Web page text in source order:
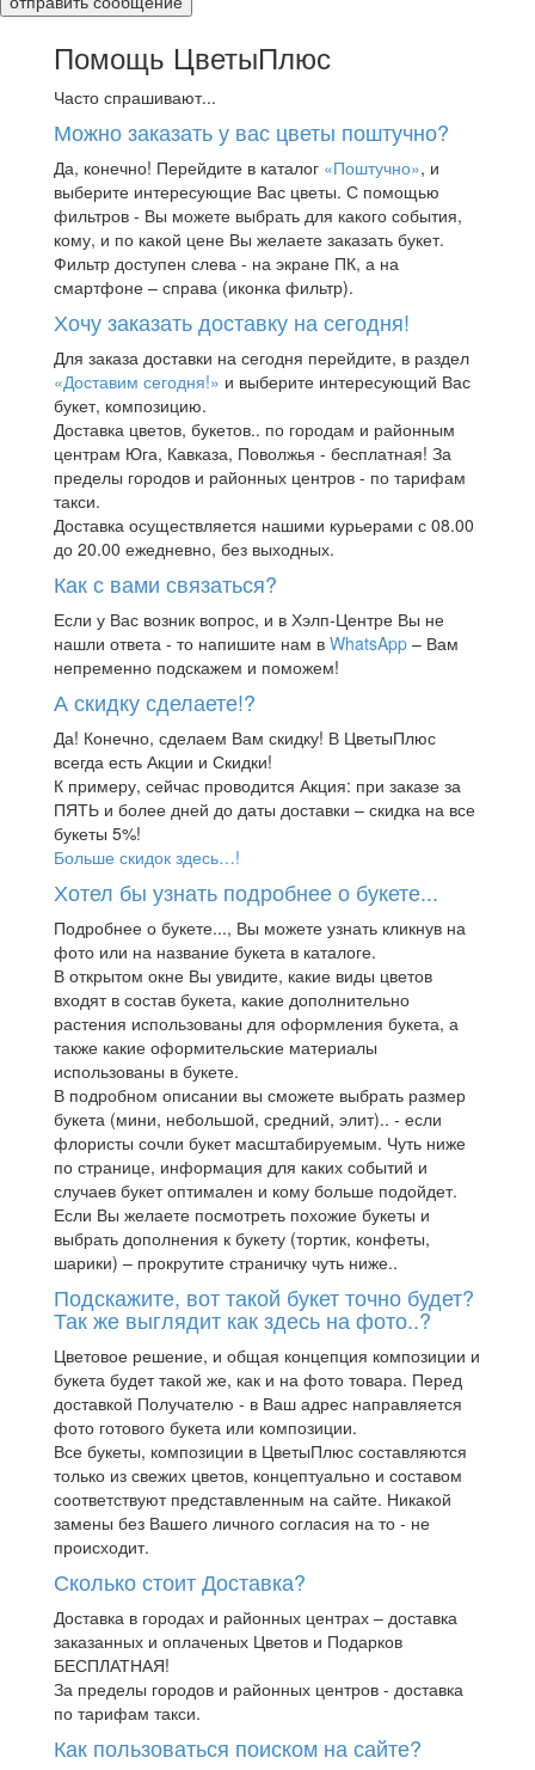
Помощь ЦветыПлюс
Часто спрашивают...
Можно заказать у вас цветы поштучно?
Да, конечно! Перейдите в каталог «Поштучно», и
выберите интересующие Вас цветы. С помощью
фильтров - Вы можете выбрать для какого события,
кому, и по какой цене Вы желаете заказать букет.
Фильтр доступен слева - на экране ПК, а на
смартфоне – справа (иконка фильтр).
Хочу заказать доставку на сегодня!
Для заказа доставки на сегодня перейдите, в раздел
«Доставим сегодня!» и выберите интересующий Вас
букет, композицию.
Доставка цветов, букетов.. по городам и районным
центрам Юга, Кавказа, Поволжья - бесплатная! За
пределы городов и районных центров - по тарифам
такси.
Доставка осуществляется нашими курьерами с 08.00
до 20.00 ежедневно, без выходных.
Как с вами связаться?
Если у Вас возник вопрос, и в Хэлп-Центре Вы не
нашли ответа - то напишите нам в WhatsApp – Вам
непременно подскажем и поможем!
А скидку сделаете!?
Да! Конечно, сделаем Вам скидку! В ЦветыПлюс
всегда есть Акции и Скидки!
К примеру, сейчас проводится Акция: при заказе за
ПЯТЬ и более дней до даты доставки – скидка на все
букеты 5%!
Больше скидок здесь…!
Хотел бы узнать подробнее о букете...
Подробнее о букете..., Вы можете узнать кликнув на
фото или на название букета в каталоге.
В открытом окне Вы увидите, какие виды цветов
входят в состав букета, какие дополнительно
растения использованы для оформления букета, а
также какие оформительские материалы
использованы в букете.
В подробном описании вы сможете выбрать размер
букета (мини, небольшой, средний, элит).. - если
флористы сочли букет масштабируемым. Чуть ниже
по странице, информация для каких событий и
случаев букет оптимален и кому больше подойдет.
Если Вы желаете посмотреть похожие букеты и
выбрать дополнения к букету (тортик, конфеты,
шарики) – прокрутите страничку чуть ниже..
Подскажите, вот такой букет точно будет?
Так же выглядит как здесь на фото..?
Цветовое решение, и общая концепция композиции и
букета будет такой же, как и на фото товара. Перед
доставкой Получателю - в Ваш адрес направляется
фото готового букета или композиции.
Все букеты, композиции в ЦветыПлюс составляются
только из свежих цветов, концептуально и составом
соответствуют представленным на сайте. Никакой
замены без Вашего личного согласия на то - не
происходит.
Сколько стоит Доставка?
Доставка в городах и районных центрах – доставка
заказанных и оплаченых Цветов и Подарков
БЕСПЛАТНАЯ!
За пределы городов и районных центров - доставка
по тарифам такси.
Как пользоваться поиском на сайте?